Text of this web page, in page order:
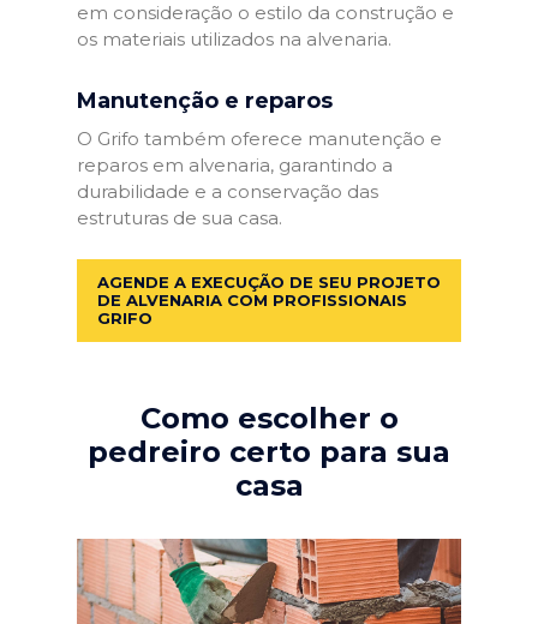
em consideração o estilo da construção e
os materiais utilizados na alvenaria.
Manutenção e reparos
O Grifo também oferece manutenção e
reparos em alvenaria, garantindo a
durabilidade e a conservação das
estruturas de sua casa.
AGENDE A EXECUÇÃO DE SEU PROJETO
DE ALVENARIA COM PROFISSIONAIS
GRIFO
Como escolher o
pedreiro certo para sua
casa